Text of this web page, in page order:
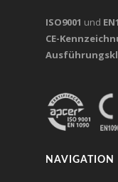
ISO9001 und
CE-
NAVIGATION